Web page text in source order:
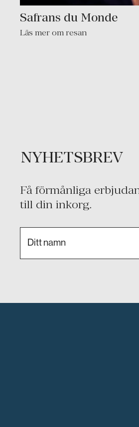
Safrans du Monde
Läs mer om resan
NYHETSBREV
Få förmånliga
till din inkorg.